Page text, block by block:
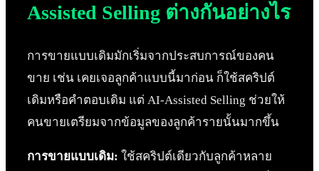
Assisted Selling ต่างกันอย่างไร
การขายแบบเดิมมักเริ่มจากประสบการณ์ของคน
ขาย เช่น เคยเจอลูกค้าแบบนี้มาก่อน ก็ใช้สคริปต์
เดิมหรือคำตอบเดิม แต่ AI-Assisted Selling ช่วยให้
คนขายเตรียมจากข้อมูลของลูกค้ารายนั้นมากขึ้น
การขายแบบเดิม: ใช้สคริปต์เดียวกับลูกค้าหลาย